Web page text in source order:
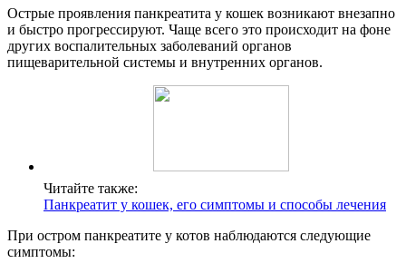
Острые проявления панкреатита у кошек возникают внезапно
и быстро прогрессируют. Чаще всего это происходит на фоне
других воспалительных заболеваний органов
пищеварительной системы и внутренних органов.
Читайте также:
Панкреатит у кошек, его симптомы и способы лечения
При остром панкреатите у котов наблюдаются следующие
симптомы: